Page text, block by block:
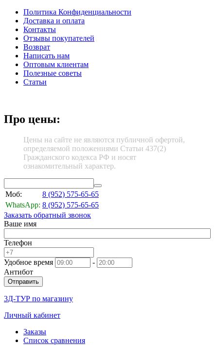
Политика Конфиденциальности
Доставка и оплата
Контакты
Отзывы покупателей
Возврат
Написать нам
Оптовым клиентам
Полезные советы
Статьи
Про цены:
Цены на сайте не являются публичной офертой,
определяемой положениями Статьи 437(2)
Гражданского кодекса РФ и носят
ознакомительный характер.
Моб: 8 (952) 575-65-65
WhatsApp: 8 (952) 575-65-65
Заказать обратный звонок
Ваше имя
Телефон
Удобное время
-
Антибот
Отправить
3Д-ТУР по магазину
Личный кабинет
Заказы
Список сравнения